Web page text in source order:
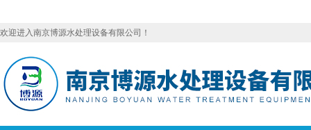
欢迎进入南京博源水处理设备有限公司！